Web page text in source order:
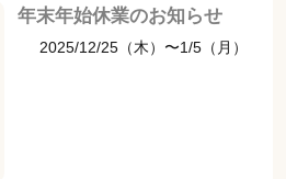
年末年始休業のお知らせ
2025/12/25（木）〜1/5（月）